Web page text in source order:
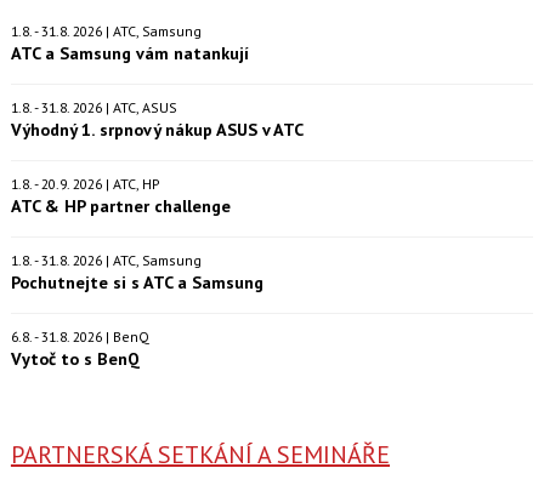
1.8. - 31.8. 2026 | ATC, Samsung
ATC a Samsung vám natankují
1.8. - 31.8. 2026 | ATC, ASUS
Výhodný 1. srpnový nákup ASUS v ATC
1.8. - 20.9. 2026 | ATC, HP
ATC & HP partner challenge
1.8. - 31.8. 2026 | ATC, Samsung
Pochutnejte si s ATC a Samsung
6.8. - 31.8. 2026 | BenQ
Vytoč to s BenQ
PARTNERSKÁ SETKÁNÍ A SEMINÁŘE